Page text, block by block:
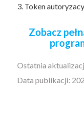
3. Token
Zobacz
Ostatnia
Data publikacji: